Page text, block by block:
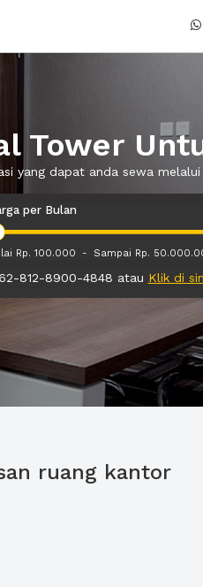
Tower
yang dapat anda sewa melalui
per Bulan
Rp. 100.000 - Sampai Rp.
812-8900-4848 atau Klik di
ruang kantor